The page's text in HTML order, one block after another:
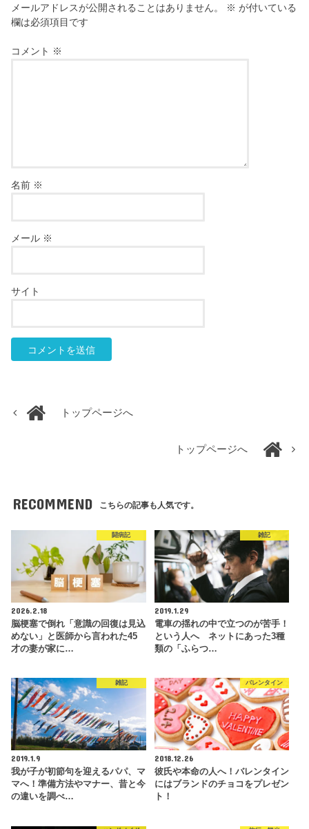
メールアドレスが公開されることはありません。 ※ が付いている
欄は必須項目です
コメント ※
名前 ※
メール ※
サイト
トップページへ
トップページへ
RECOMMEND こちらの記事も人気です。
闘病記
2026.2.18
脳梗塞で倒れ「意識の回復は見込
めない」と医師から言われた45
才の妻が家に…
雑記
2019.1.29
電車の揺れの中で立つのが苦手！
という人へ ネットにあった3種
類の「ふらつ…
雑記
2019.1.9
我が子が初節句を迎えるパパ、マ
マへ！準備方法やマナー、昔と今
の違いを調べ…
バレンタイン
2018.12.26
彼氏や本命の人へ！バレンタイン
にはブランドのチョコをプレゼン
ト！